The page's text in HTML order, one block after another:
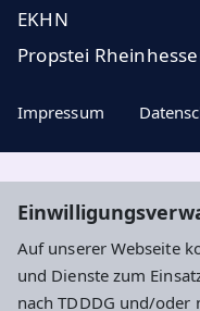
Auf unserer Webseite
und Dienste zum
nach TDDDG und/oder
EKHN
Propstei
Impressum
Aktuelle
Newsletter